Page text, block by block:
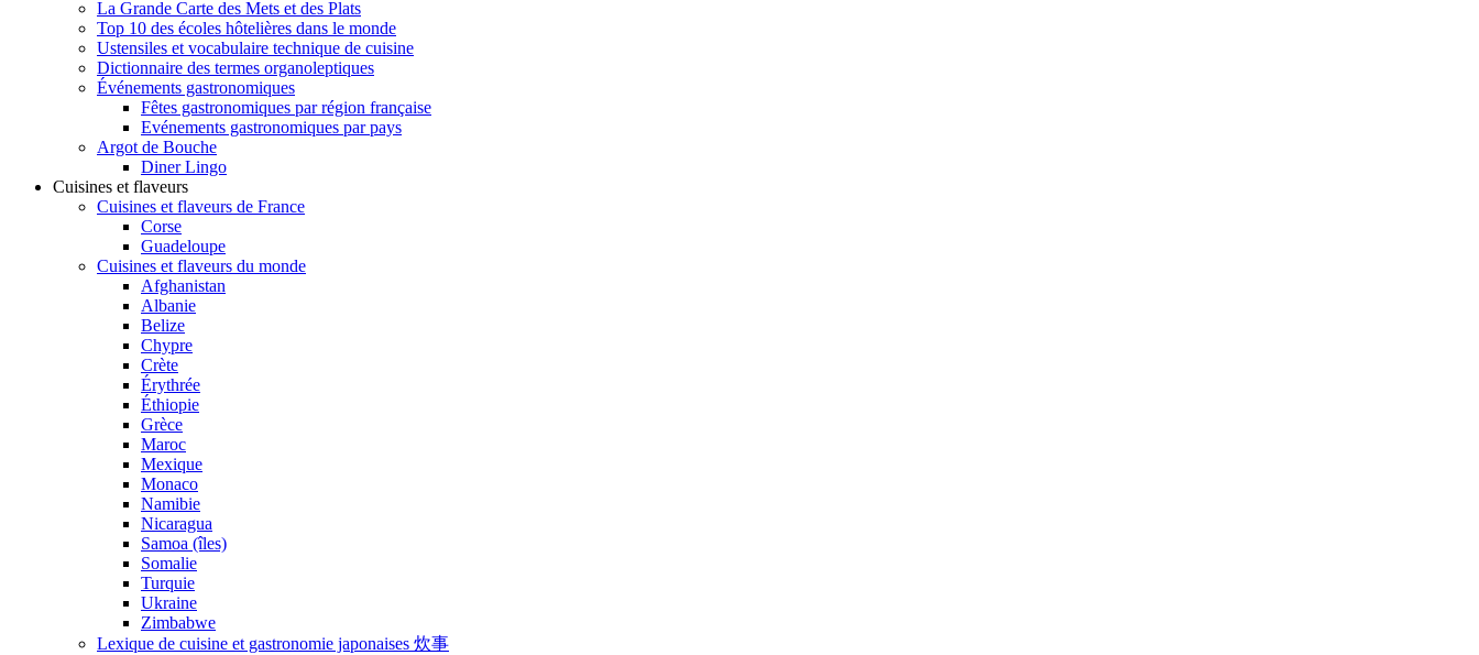
La Grande Carte des Mets et des Plats
Top 10 des écoles hôtelières dans le monde
Ustensiles et vocabulaire technique de cuisine
Dictionnaire des termes organoleptiques
Événements gastronomiques
Fêtes gastronomiques par région française
Evénements gastronomiques par pays
Argot de Bouche
Diner Lingo
Cuisines et flaveurs
Cuisines et flaveurs de France
Corse
Guadeloupe
Cuisines et flaveurs du monde
Afghanistan
Albanie
Belize
Chypre
Crète
Érythrée
Éthiopie
Grèce
Maroc
Mexique
Monaco
Namibie
Nicaragua
Samoa (îles)
Somalie
Turquie
Ukraine
Zimbabwe
Lexique de cuisine et gastronomie japonaises 炊事